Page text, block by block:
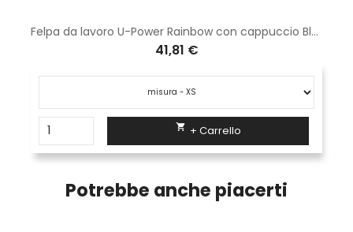
Felpa da lavoro U-Power Rainbow con cappuccio Black Fucsia EY174BF
41,81 €
 + Carrello
Potrebbe anche piacerti